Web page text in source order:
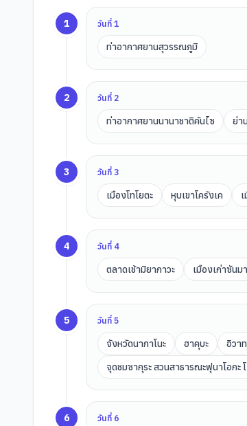
1 วันที่1
ท่าอากาศยานสุวรรณภูมิ
2 วันที่ 2
ท่าอากาศยานนานาชาติคันไซ ย่า
3 วันที่3
เมืองโทโยตะ หุบเขาโครังเค
4 วันที่ 4
ตลาดเช้ามิยากาวะ เมืองเก่าซันม
5 วันที่5
จังหวัดนากาโนะ ฮาคุบะ อิวา
จุดชมซากุระ สวนสาธารณะฟุนาโอก
6 วันที่ 6